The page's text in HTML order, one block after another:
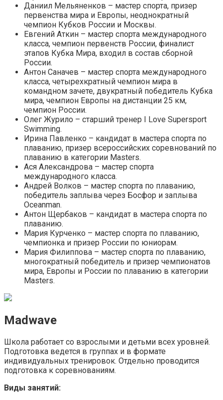
Даниил Мельяненков – мастер спорта, призер
первенства мира и Европы, неоднократный
чемпион Кубков России и Москвы.
Евгений Аткин – мастер спорта международного
класса, чемпион первенств России, финалист
этапов Кубка Мира, входил в состав сборной
России.
Антон Саначев – мастер спорта международного
класса, четырехкратный чемпион мира в
командном зачете, двукратный победитель Кубка
мира, чемпион Европы на дистанции 25 км,
чемпион России.
Олег Журило – старший тренер I Love Supersport
Swimming.
Ирина Павленко – кандидат в мастера спорта по
плаванию, призер всероссийских соревнований по
плаванию в категории Masters.
Ася Александрова – мастер спорта
международного класса.
Андрей Волков – мастер спорта по плаванию,
победитель заплыва через Босфор и заплыва
Oceanman.
Антон Щербаков – кандидат в мастера спорта по
плаванию.
Мария Курченко – мастер спорта по плаванию,
чемпионка и призер России по юниорам.
Мария Филиппова – мастер спорта по плаванию,
многократный победитель и призер чемпионатов
мира, Европы и России по плаванию в категории
Masters.
Madwave
Школа работает со взрослыми и детьми всех уровней.
Подготовка ведется в группах и в формате
индивидуальных тренировок. Отдельно проводится
подготовка к соревнованиям.
Виды занятий: